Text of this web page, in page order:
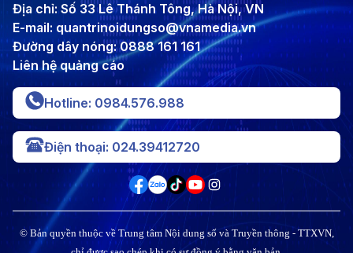
Địa chỉ: Số 33 Lê Thánh Tông, Hà Nội, VN
E-mail: quantrinoidungso@vnamedia.vn
Đường dây nóng: 0888 161 161
Liên hệ quảng cáo
Hotline: 0984.576.988
Điện thoại: 024.39412720
© Bản quyền thuộc về Trung tâm Nội dung số và Truyền thông - TTXVN,